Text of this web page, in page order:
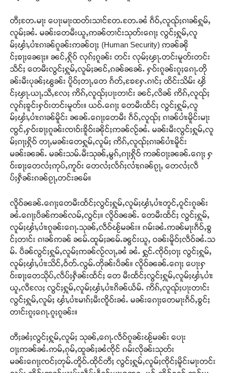
တီႈတႄႉမႃး ပေႃးမႃးထတ်းသၢင်တႄႉတႄႉၼႆ ၵဵဝ်ႇလူၺ်ႈၵၢၼ်ႁူမ်ႇ
လူမ်ႈၼႆႉ မၼ်းတေမီးယူႇဢၼ်တၢင်းသုတ်းၵေႃႈ လွင်ႈႁူမ်ႇလူ
မ်ႈၾၢႆႇပၢႆးၵၢၼ်ၵူၼ်းဢၼ်ဝႃႈ (Human Security) ဢၼ်ၼို
င်ႈၶႃႈၼေႃႈ။ ၼင်ႇႁိုဝ် လုၵ်ႈၵူၼ်း တင်း လုမ်ႈၾႃႉတင်းမူတ်းတင်း
သဵင်ႈ တေမီးလွင်ႈႁူမ်ႇလူမ်ႈၼင်ႇၵၼ်ၼၼ်ႉ ႁဝ်းၵူၼ်းၵူႈၵေႃႉတို
ၼ်းမီးပုၼ်ႈၽွၼ်း ပိူဝ်ႈတႃႇတေ ၵႅတ်ႇၶႄႁႄႉၵၢင်ႈ ထိင်းသိမ်း ၾိ
င်ႈၾႃႉယႃႇသီႇလႄႈ ဢိၵ်ႇလူၺ်ႈပႃးတၢင်း ၼင်ႇလိၼ် ဢိၵ်ႇလူၺ်ႈ
လူၵ်ႈၶူင်းႁဝ်းတင်းမူတ်း။ ယဝ်ႉၵေႃႈ တေမီးထႅင်ႈ လွင်ႈႁူမ်ႇလူ
မ်ႈၾၢႆႇပၢႆးၵၢၼ်မိူင်း ၼၼ်ႉၵေႃႈတေမီး ၵဵဝ်ႇလူၺ်ႈ ၵၢၼ်ပၢႆးမိူင်းမႃး
ၸွင်ႇႁဝ်းၶႃႈၵူၼ်းၸၢဝ်းၶိူဝ်းၼိုင်ႈဢၼ်လႂ်ၼႆႉ မၼ်းမီးလွင်ႈႁူမ်ႇလူ
မ်ႈၵႃႈႁိုဝ် တႃႇမၼ်းတေႁူမ်ႇလူမ်ႈ ဢိၵ်ႇလူၺ်ႈၵၢၼ်ပၢႆးမိူင်း
မၼ်းၼၼ်ႉ မၼ်းသမ်ႉမီးသုၼ်ႇမွၵ်ႇၵႃႈႁိုဝ် ဢၼ်ဝႃႈၼၼ်ႉၵေႃႈ ႁ
ဝ်းၶႃႈတေလႆႈဢုပ်ႇဢူဝ်း တေလႆႈလႅၵ်ႈလၢႆႈၵၼ်ၵႂႃႇ တေလႆႈလဵ
ပ်ႈႁဵၼ်းၵၼ်ၵႂႃႇတင်းၼမ်။
လိူဝ်ၼၼ်ႉၵေႃႈတေမီးထႅင်ႈလွင်ႈႁူမ်ႇလူမ်ႈၾၢႆႇပၢႆးတူင်ႇဝူင်းၵူၼ်း
ၼႆႉၵေႃႈပဵၼ်ဢၼ်လမ်ႇလွင်ႈ။ လိူဝ်ၼၼ်ႉ တေမီးထႅင်ႈ လွင်ႈႁူမ်ႇ
လူမ်ႈၾၢႆႇပၢႆးၵူၼ်းၵေႃႉသုၼ်ႇလဵဝ်ၽႂ်မၼ်း။ ၵမ်းၼႆႉဢၼ်မႃးၵဵဝ်ႇၶွ
င်ႈတၢင်း ၵၢၼ်ဢၼ် ၼမ်ႉထူမ်ႈၼမ်ႉၼွင်းယူႇ ဝၼ်းမိူဝ်ႈလဵဝ်ၼႆႉသ
မ်ႉ ပဵၼ်လွင်ႈႁူမ်ႇလူမ်ႈဢၼ်လႂ်လႃႇၼႆ ၼႆႉ ႁွင်ႉၸိုဝ်ႈဝႃႈ လွင်ႈႁူမ်ႇ
လူမ်ႈၾၢႆႇပၢႆးသိင်ႇဝႅတ်ႉလွမ်ႉတိုၼ်းပဵၼ်။ လိူဝ်ၼၼ်ႉၵေႃႈ ပေႃးႁ
ဝ်းၶႃႈတေသိုပ်ႇလဵပ်ႈႁဵၼ်းထႅင်ႈ တေ မီးထႅင်ႈလွင်ႈႁူမ်ႇလူမ်ႈၾၢႆႇပၢႆး
ယူႇလီလႄႈ လွင်ႈႁူမ်ႇလူမ်ႈၾၢႆႇပၢႆးၵိၼ်ယႅမ်ႉ ဢိၵ်ႇလူၺ်ႈပႃးတၢင်း
လွင်ႈႁူမ်ႇလူမ်ႈ ၾၢႆႇပၢႆးမၢၵ်ႈမီးၸိူဝ်းၼႆႉ မၼ်းၵေႃႈတေမႃးၵဵဝ်ႇၶွင်ႈ
တၢင်းၵူႈၵေႃႉၵူႈၵူၼ်း။
တီႈၼႆႈလွင်ႈႁူမ်ႇလူမ်ႈ သုၼ်ႇၵေႃႉလဵဝ်ၵူၼ်းၽႂ်မၼ်း ပေႃး
ဝႃႈဢၼ်ၼႆႉဢမ်ႇၵုမ်ႇထူၼ်ႈၼႆၸိုင် ၵမ်းလိုၼ်းသုတ်း
မၼ်းၵေႃႈၸင်ႈတုမ်ႉတိူဝ်ႉထိုင်တီႈ လွင်ႈႁူမ်ႇလူမ်ႈၸိုင်ႈမိူင်းမႃးတင်း